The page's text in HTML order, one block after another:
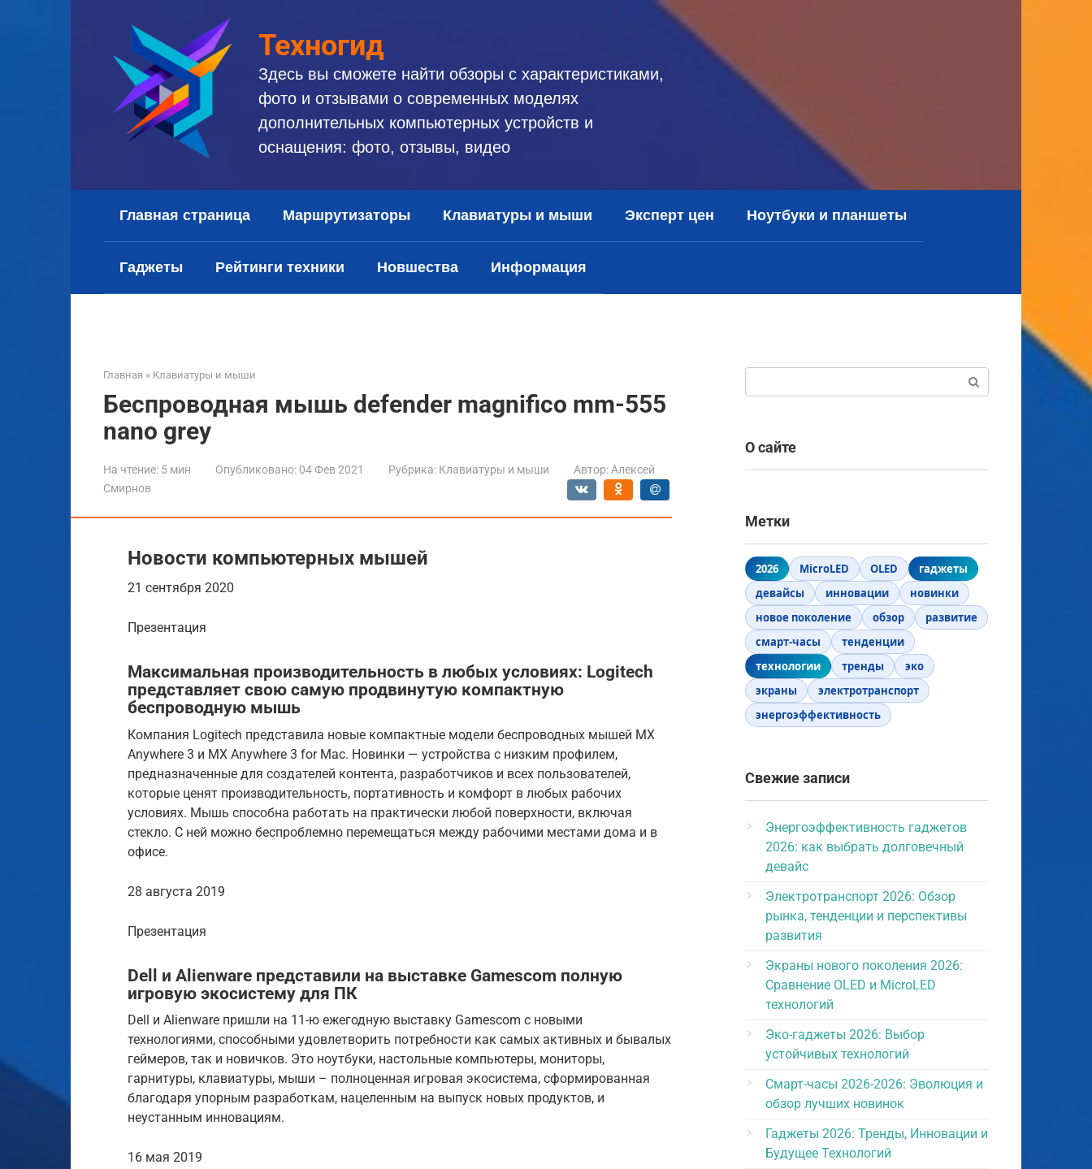
Техногид
Здесь вы сможете найти обзоры с характеристиками,
фото и отзывами о современных моделях
дополнительных компьютерных устройств и
оснащения: фото, отзывы, видео
Главная страница Маршрутизаторы Клавиатуры и мыши Эксперт цен Ноутбуки и планшеты
Гаджеты Рейтинги техники Новшества Информация
Главная » Клавиатуры и мыши
Беспроводная мышь defender magnifico mm-555
nano grey
На чтение: 5 мин Опубликовано: 04 Фев 2021 Рубрика: Клавиатуры и мыши Автор: Алексей
Смирнов
Новости компьютерных мышей
21 сентября 2020
Презентация
Максимальная производительность в любых условиях: Logitech
представляет свою самую продвинутую компактную
беспроводную мышь
Компания Logitech представила новые компактные модели беспроводных мышей MX
Anywhere 3 и MX Anywhere 3 for Mac. Новинки — устройства с низким профилем,
предназначенные для создателей контента, разработчиков и всех пользователей,
которые ценят производительность, портативность и комфорт в любых рабочих
условиях. Мышь способна работать на практически любой поверхности, включая
стекло. С ней можно беспроблемно перемещаться между рабочими местами дома и в
офисе.
28 августа 2019
Презентация
Dell и Alienware представили на выставке Gamescom полную
игровую экосистему для ПК
Dell и Alienware пришли на 11-ю ежегодную выставку Gamescom с новыми
технологиями, способными удовлетворить потребности как самых активных и бывалых
геймеров, так и новичков. Это ноутбуки, настольные компьютеры, мониторы,
гарнитуры, клавиатуры, мыши – полноценная игровая экосистема, сформированная
благодаря упорным разработкам, нацеленным на выпуск новых продуктов, и
неустанным инновациям.
16 мая 2019
О сайте
Метки
2026 MicroLED OLED
гаджеты
девайсы
инновации
новинки
новое поколение
обзор
развитие
смарт-часы
тенденции
технологии
тренды
эко
экраны
электротранспорт
энергоэффективность
Свежие записи
Энергоэффективность гаджетов
2026: как выбрать долговечный
девайс
Электротранспорт 2026: Обзор
рынка, тенденции и перспективы
развития
Экраны нового поколения 2026:
Сравнение OLED и MicroLED
технологий
Эко-гаджеты 2026: Выбор
устойчивых технологий
Смарт-часы 2026-2026: Эволюция и
обзор лучших новинок
Гаджеты 2026: Тренды, Инновации и
Будущее Технологий